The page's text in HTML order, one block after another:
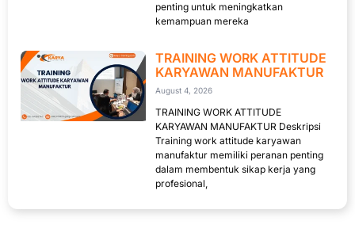
penting untuk meningkatkan
kemampuan mereka
TRAINING WORK ATTITUDE
KARYAWAN MANUFAKTUR
August 4, 2026
TRAINING WORK ATTITUDE
KARYAWAN MANUFAKTUR Deskripsi
Training work attitude karyawan
manufaktur memiliki peranan penting
dalam membentuk sikap kerja yang
profesional,